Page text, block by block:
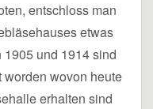
entschloss man
etwas
und 1914 sind
wovon heute
erhalten sind